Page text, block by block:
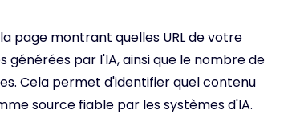
page montrant quelles URL de votre
par l'IA, ainsi que le nombre de
Cela permet d'identifier quel contenu
source fiable par les systèmes d'IA.